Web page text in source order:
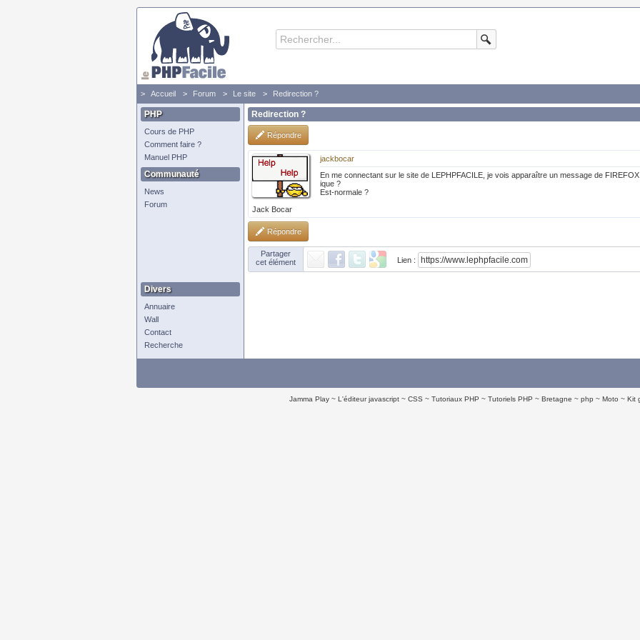
Accueil Forum Le site Redirection ?
PHP
Cours de PHP
Comment faire ?
Manuel PHP
Communauté
News
Forum
Divers
Annuaire
Wall
Contact
Recherche
Redirection ?
Répondre
jackbocar
En me connectant sur le site de LEPHPFACILE, je vois apparaître un message de
ique ?
Est-normale ?
Jack Bocar
Répondre
Partager
cet élément
Lien :
Jamma Play L'éditeur javascript CSS Tutoriaux PHP Tutoriels PHP Bretagne php Moto Kit